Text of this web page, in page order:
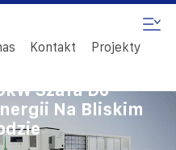
Kontakt
Projekty
Szafa Do
Na Bliskim